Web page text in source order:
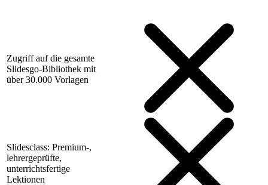
Zugriff auf die gesamte
Slidesgo-Bibliothek mit
über 30.000 Vorlagen
Slidesclass: Premium-,
lehrergeprüfte,
unterrichtsfertige
Lektionen